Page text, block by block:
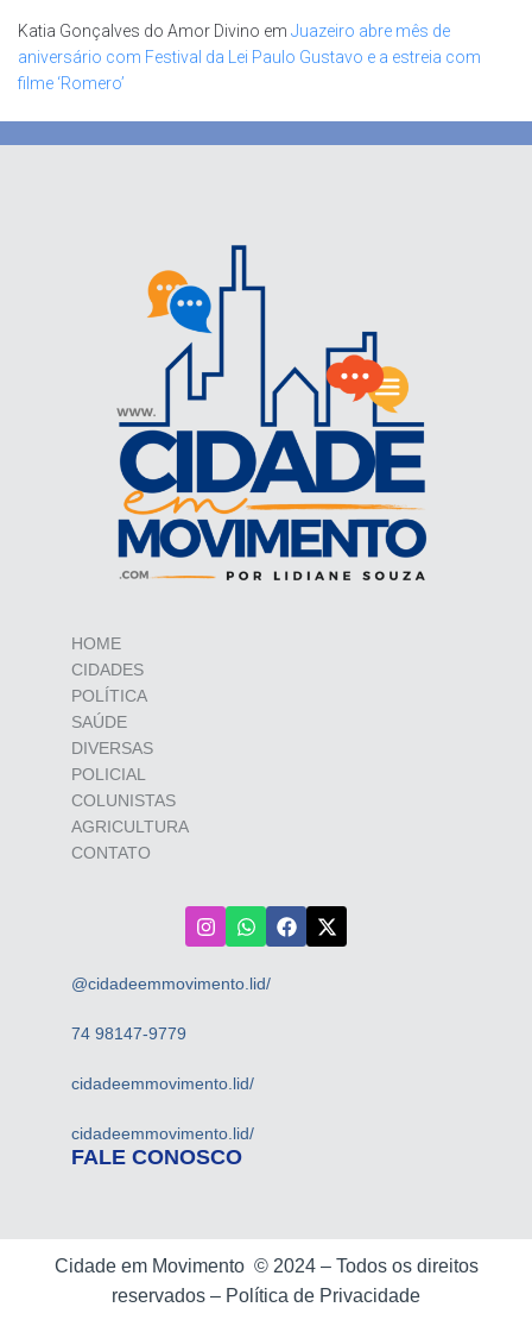
Katia Gonçalves do Amor Divino em Juazeiro abre mês de
aniversário com Festival da Lei Paulo Gustavo e a estreia com
filme ‘Romero’
HOME
CIDADES
POLÍTICA
SAÚDE
DIVERSAS
POLICIAL
COLUNISTAS
AGRICULTURA
CONTATO
@cidadeemmovimento.lid/
74 98147-9779
cidadeemmovimento.lid/
cidadeemmovimento.lid/
FALE CONOSCO
Cidade em Movimento © 2024 – Todos os direitos
reservados – Política de Privacidade